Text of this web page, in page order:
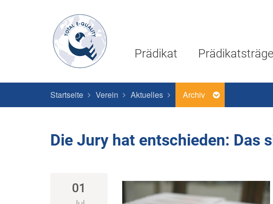
Prädikat
Startseite Verein Aktuelles Archiv
Die Jury hat entschieden: Das
01